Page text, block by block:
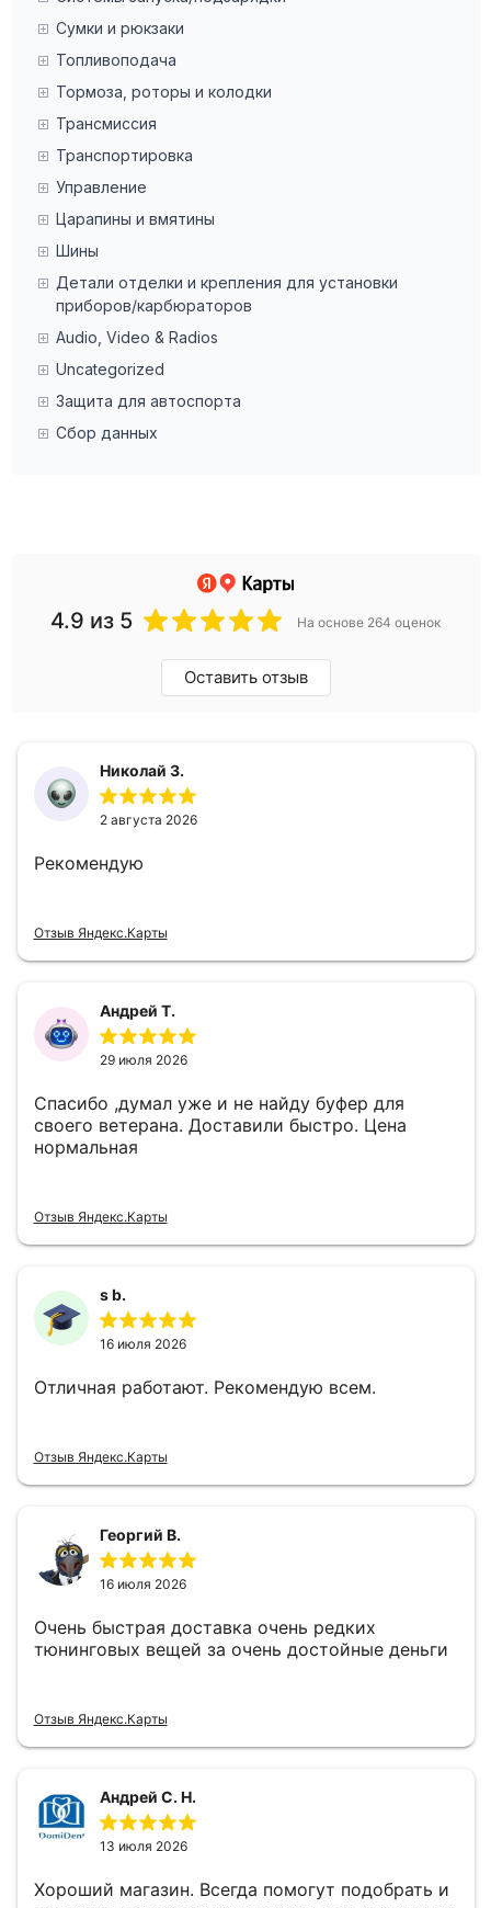
Сумки и рюкзаки
Топливоподача
Тормоза, роторы и колодки
Трансмиссия
Транспортировка
Управление
Царапины и вмятины
Шины
Детали отделки и крепления для установки
приборов/карбюраторов
Audio, Video & Radios
Uncategorized
Защита для автоспорта
Сбор данных
4.9 из 5 На основе 264 оценок
Оставить отзыв
Николай З.
2 августа 2026
Рекомендую
Отзыв Яндекс.Карты
Андрей Т.
29 июля 2026
Спасибо ,думал уже и не найду буфер для
своего ветерана. Доставили быстро. Цена
нормальная
Отзыв Яндекс.Карты
s b.
16 июля 2026
Отличная работают. Рекомендую всем.
Отзыв Яндекс.Карты
Георгий В.
16 июля 2026
Очень быстрая доставка очень редких
тюнинговых вещей за очень достойные деньги
Отзыв Яндекс.Карты
Андрей С. Н.
13 июля 2026
Хороший магазин. Всегда помогут подобрать и